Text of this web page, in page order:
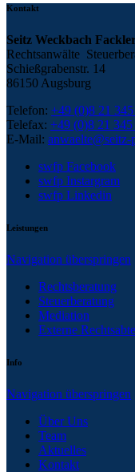
Kontakt
Seitz Weckbach
Rechtsanwälte
Schießgrabenstr. 14
86150 Augsburg
Telefon: +49 (0)8 21
Telefax: +49 (0)8 21
E-Mail: anwaelte@seitz-
swfp Facebook
swfp Instargram
swfp Linkedin
Leistungen
Navigation überspringen
Rechtsberatung
Steuerberatung
Mediation
Externe
Info
Navigation überspringen
Über Uns
Team
Aktuelles
Kontakt